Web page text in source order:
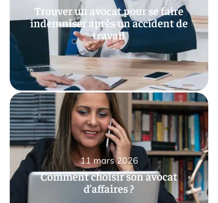
Trouver un avocat pour se faire
indemniser après un accident de
travail
Comment choisir son avocat
d’affaires ?
11 mars 2026